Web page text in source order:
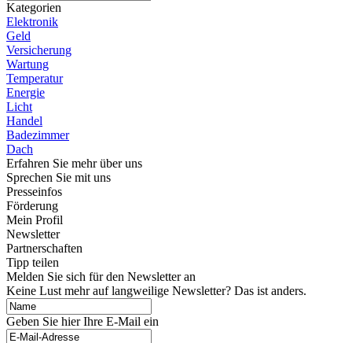
Kategorien
Elektronik
Geld
Versicherung
Wartung
Temperatur
Energie
Licht
Handel
Badezimmer
Dach
Erfahren Sie mehr über uns
Sprechen Sie mit uns
Presseinfos
Förderung
Mein Profil
Newsletter
Partnerschaften
Tipp teilen
Melden Sie sich für den Newsletter an
Keine Lust mehr auf langweilige Newsletter? Das ist anders.
Geben Sie hier Ihre E-Mail ein